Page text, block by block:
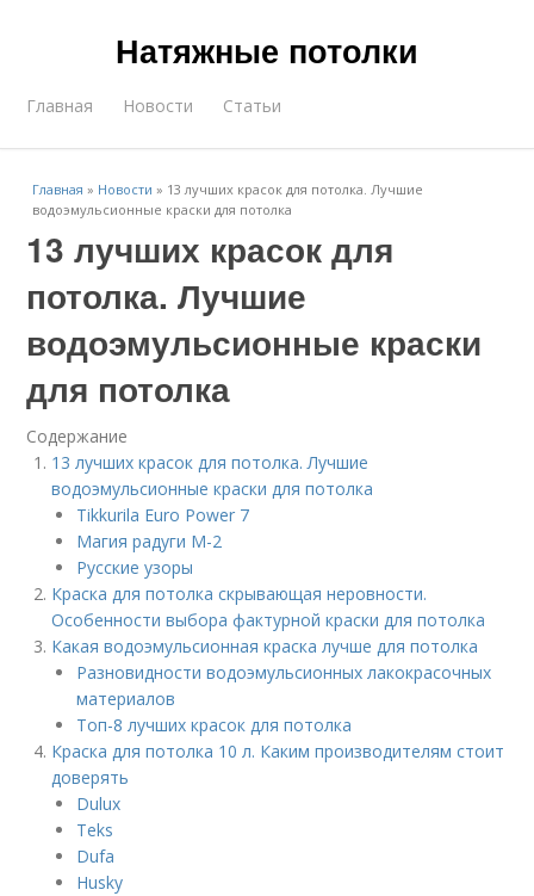
Натяжные потолки
Главная Новости Статьи
Главная » Новости » 13 лучших красок для потолка. Лучшие
водоэмульсионные краски для потолка
13 лучших красок для
потолка. Лучшие
водоэмульсионные краски
для потолка
Содержание
13 лучших красок для потолка. Лучшие
водоэмульсионные краски для потолка
Tikkurila Euro Power 7
Магия радуги М-2
Русские узоры
Краска для потолка скрывающая неровности.
Особенности выбора фактурной краски для потолка
Какая водоэмульсионная краска лучше для потолка
Разновидности водоэмульсионных лакокрасочных
материалов
Топ-8 лучших красок для потолка
Краска для потолка 10 л. Каким производителям стоит
доверять
Dulux
Teks
Dufa
Husky